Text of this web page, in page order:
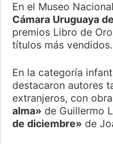
En el Museo
Cámara Uruguaya
premios Libro de
títulos más vendidos.
En la categoría
destacaron autores
extranjeros, con
alma» de Guillermo
de diciembre» de